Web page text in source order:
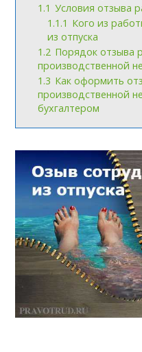
1.1 Условия отзыва
1.1.1 Кого из
из отпуска
1.2 Порядок отзыва
производственной
1.3 Как оформить
производственной
бухгалтером